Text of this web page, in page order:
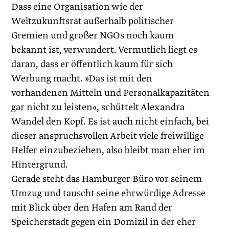
Dass eine Organisation wie der
Weltzukunftsrat außerhalb politischer
Gremien und großer NGOs noch kaum
bekannt ist, verwundert. Vermutlich liegt es
daran, dass er öffentlich kaum für sich
Werbung macht. »Das ist mit den
vorhandenen Mitteln und Personalkapazitäten
gar nicht zu leisten«, schüttelt Alexandra
Wandel den Kopf. Es ist auch nicht einfach, bei
dieser anspruchsvollen Arbeit viele freiwillige
Helfer einzubeziehen, also bleibt man eher im
Hintergrund.
Gerade steht das Hamburger Büro vor seinem
Umzug und tauscht seine ehrwürdige Adresse
mit Blick über den Hafen am Rand der
Speicherstadt gegen ein Domizil in der eher